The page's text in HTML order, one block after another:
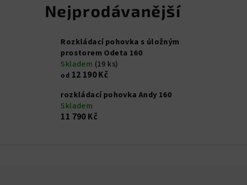
Nejprodávanější
Rozkládací pohovka s úložným
prostorem Odeta 160
Skladem (19 ks)
od 12 190 Kč
rozkládací pohovka Andy 160
Skladem
11 790 Kč